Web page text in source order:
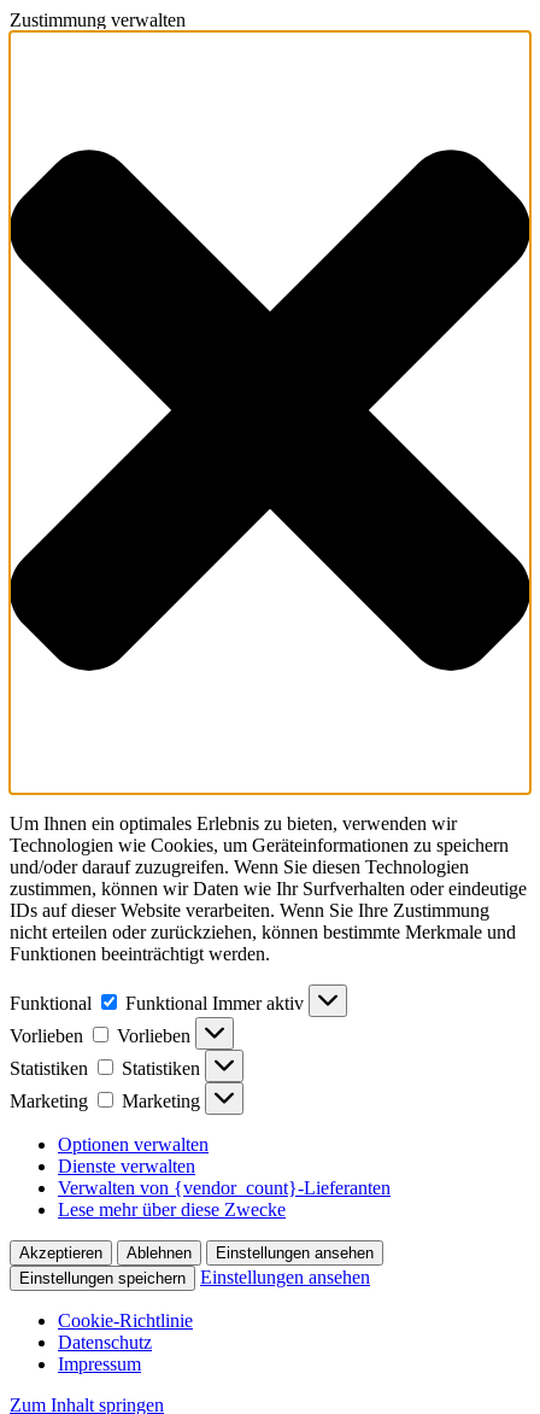
Zustimmung verwalten
Um Ihnen ein optimales Erlebnis zu bieten, verwenden wir
Technologien wie Cookies, um Geräteinformationen zu speichern
und/oder darauf zuzugreifen. Wenn Sie diesen Technologien
zustimmen, können wir Daten wie Ihr Surfverhalten oder eindeutige
IDs auf dieser Website verarbeiten. Wenn Sie Ihre Zustimmung
nicht erteilen oder zurückziehen, können bestimmte Merkmale und
Funktionen beeinträchtigt werden.
Funktional Funktional Immer aktiv
Vorlieben
Vorlieben
Statistiken
Statistiken
Marketing
Marketing
Optionen verwalten
Dienste verwalten
Verwalten von {vendor_count}-Lieferanten
Lese mehr über diese Zwecke
Akzeptieren Ablehnen
Einstellungen ansehen
Einstellungen speichern
Einstellungen ansehen
Cookie-Richtlinie
Datenschutz
Impressum
Zum Inhalt springen